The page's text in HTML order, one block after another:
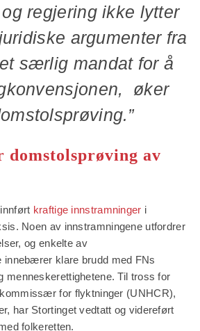
og regjering ikke lytter
argumenter fra
særlig mandat for å
øker
”
av
kraftige innstramninger i
Noen av innstramningene utfordrer
og enkelte av
innebærer klare brudd med FNs
menneskerettighetene. Til tross for
for flyktninger (UNHCR),
har Stortinget vedtatt og videreført
folkeretten.